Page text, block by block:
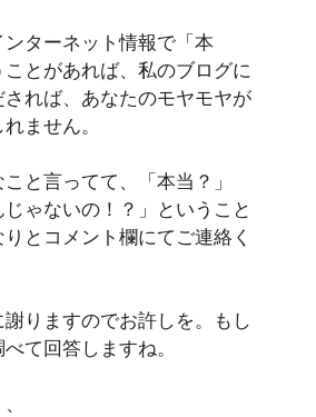
ターネット情報で「本
とがあれば、私のブログに
れば、あなたのモヤモヤが
ません。
と言ってて、「本当？」
じゃないの！？」ということ
とコメント欄にてご連絡く
りますのでお許しを。もし
て回答しますね。